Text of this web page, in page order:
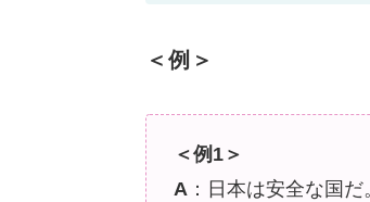
＜例＞
＜例1＞
A：日本は安全な国だ